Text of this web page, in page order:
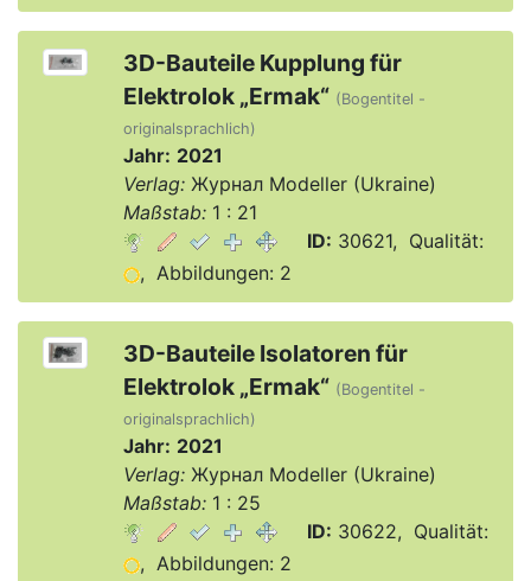
3D-Bauteile Kupplung für
Elektrolok „Ermak“ (Bogentitel -
originalsprachlich)
Jahr: 2021
Verlag:Журнал Modeller (Ukraine)
Maßstab:1 : 21
ID: 30621, Qualität:
, Abbildungen: 2
3D-Bauteile Isolatoren für
Elektrolok „Ermak“ (Bogentitel -
originalsprachlich)
Jahr: 2021
Verlag:Журнал Modeller (Ukraine)
Maßstab:1 : 25
ID: 30622, Qualität:
, Abbildungen: 2